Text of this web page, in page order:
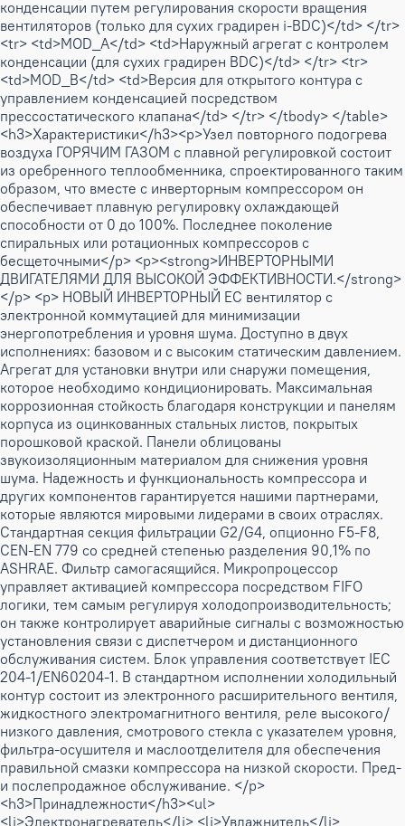
конденсации путем регулирования скорости вращения
вентиляторов (только для сухих градирен i-BDC)</td> </tr>
<tr> <td>MOD_A</td> <td>Наружный агрегат с контролем
конденсации (для сухих градирен BDC)</td> </tr> <tr>
<td>MOD_B</td> <td>Версия для открытого контура с
управлением конденсацией посредством
прессостатического клапана</td> </tr> </tbody> </table>
<h3>Характеристики</h3><p>Узел повторного подогрева
воздуха ГОРЯЧИМ ГАЗОМ с плавной регулировкой состоит
из оребренного теплообменника, спроектированного таким
образом, что вместе с инверторным компрессором он
обеспечивает плавную регулировку охлаждающей
способности от 0 до 100%. Последнее поколение
спиральных или ротационных компрессоров с
бесщеточными</p> <p><strong>ИНВЕРТОРНЫМИ
ДВИГАТЕЛЯМИ ДЛЯ ВЫСОКОЙ ЭФФЕКТИВНОСТИ.</strong>
</p> <p> НОВЫЙ ИНВЕРТОРНЫЙ ЕС вентилятор с
электронной коммутацией для минимизации
энергопотребления и уровня шума. Доступно в двух
исполнениях: базовом и с высоким статическим давлением.
Агрегат для установки внутри или снаружи помещения,
которое необходимо кондиционировать. Максимальная
коррозионная стойкость благодаря конструкции и панелям
корпуса из оцинкованных стальных листов, покрытых
порошковой краской. Панели облицованы
звукоизоляционным материалом для снижения уровня
шума. Надежность и функциональность компрессора и
других компонентов гарантируется нашими партнерами,
которые являются мировыми лидерами в своих отраслях.
Стандартная секция фильтрации G2/G4, опционно F5-F8,
CEN-EN 779 со средней степенью разделения 90,1% по
ASHRAE. Фильтр самогасящийся. Микропроцессор
управляет активацией компрессора посредством FIFO
логики, тем самым регулируя холодопроизводительность;
он также контролирует аварийные сигналы с возможностью
установления связи с диспетчером и дистанционного
обслуживания систем. Блок управления соответствует IEC
204-1/EN60204-1. В стандартном исполнении холодильный
контур состоит из электронного расширительного вентиля,
жидкостного электромагнитного вентиля, реле высокого/
низкого давления, смотрового стекла с указателем уровня,
фильтра-осушителя и маслоотделителя для обеспечения
правильной смазки компрессора на низкой скорости. Пред-
и послепродажное обслуживание. </p>
<h3>Принадлежности</h3><ul>
<li>Электронагреватель</li> <li>Увлажнитель</li>